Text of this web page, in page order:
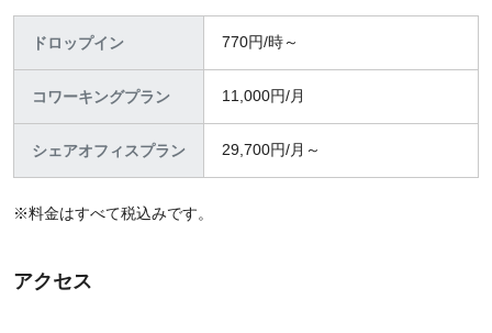
ドロップイン 770円/時～
コワーキングプラン 11,000円/月
シェアオフィスプラン 29,700円/月～
※料金はすべて税込みです。
アクセス